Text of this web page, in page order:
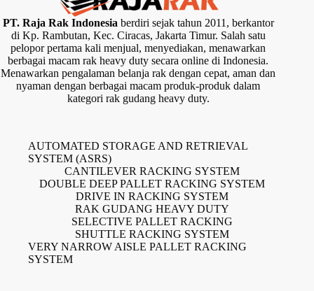
PT. Raja Rak Indonesiaberdiri sejak tahun 2011, berkantor
di Kp. Rambutan, Kec. Ciracas, Jakarta Timur. Salah satu
pelopor pertama kali menjual, menyediakan, menawarkan
berbagai macam rak heavy duty secara online di Indonesia.
Menawarkan pengalaman belanja rak dengan cepat, aman dan
nyaman dengan berbagai macam produk-produk dalam
kategori rak gudang heavy duty.
AUTOMATED STORAGE AND RETRIEVAL
SYSTEM (ASRS)
CANTILEVER RACKING SYSTEM
DOUBLE DEEP PALLET RACKING SYSTEM
DRIVE IN RACKING SYSTEM
RAK GUDANG HEAVY DUTY
SELECTIVE PALLET RACKING
SHUTTLE RACKING SYSTEM
VERY NARROW AISLE PALLET RACKING
SYSTEM